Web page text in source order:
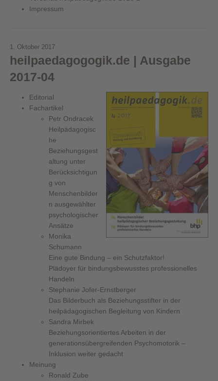
Impressum
1. Oktober 2017
heilpaedagogogik.de | Ausgabe
2017-04
Editorial
Fachartikel
Petr Ondracek
Heilpädagogisc
he
Beziehungsgest
altung unter
Berücksichtigun
g von
Menschenbilder
n ausgewählter
psychologischer
Ansätze
Monika
Schumann
Eine gute Bindung – ein Schutzfaktor!
Plädoyer für bindungsbewusstes professionelles
Handeln
Stephanie Jofer-Ernstberger
Das Bilderbuch als Beziehungsstifter in der
heilpädagogischen Begleitung von Kindern
Sandra Mirbek
Beziehungsorientiertes Arbeiten in der
generationsübergreifenden Psychomotorik –
Inklusion weiter gedacht
Meinung
Ronald Zube